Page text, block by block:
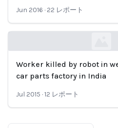
Jun 2016 · 22 レポート
Worker killed by robot in
car parts factory in India
Jul 2015 ·12 レポート